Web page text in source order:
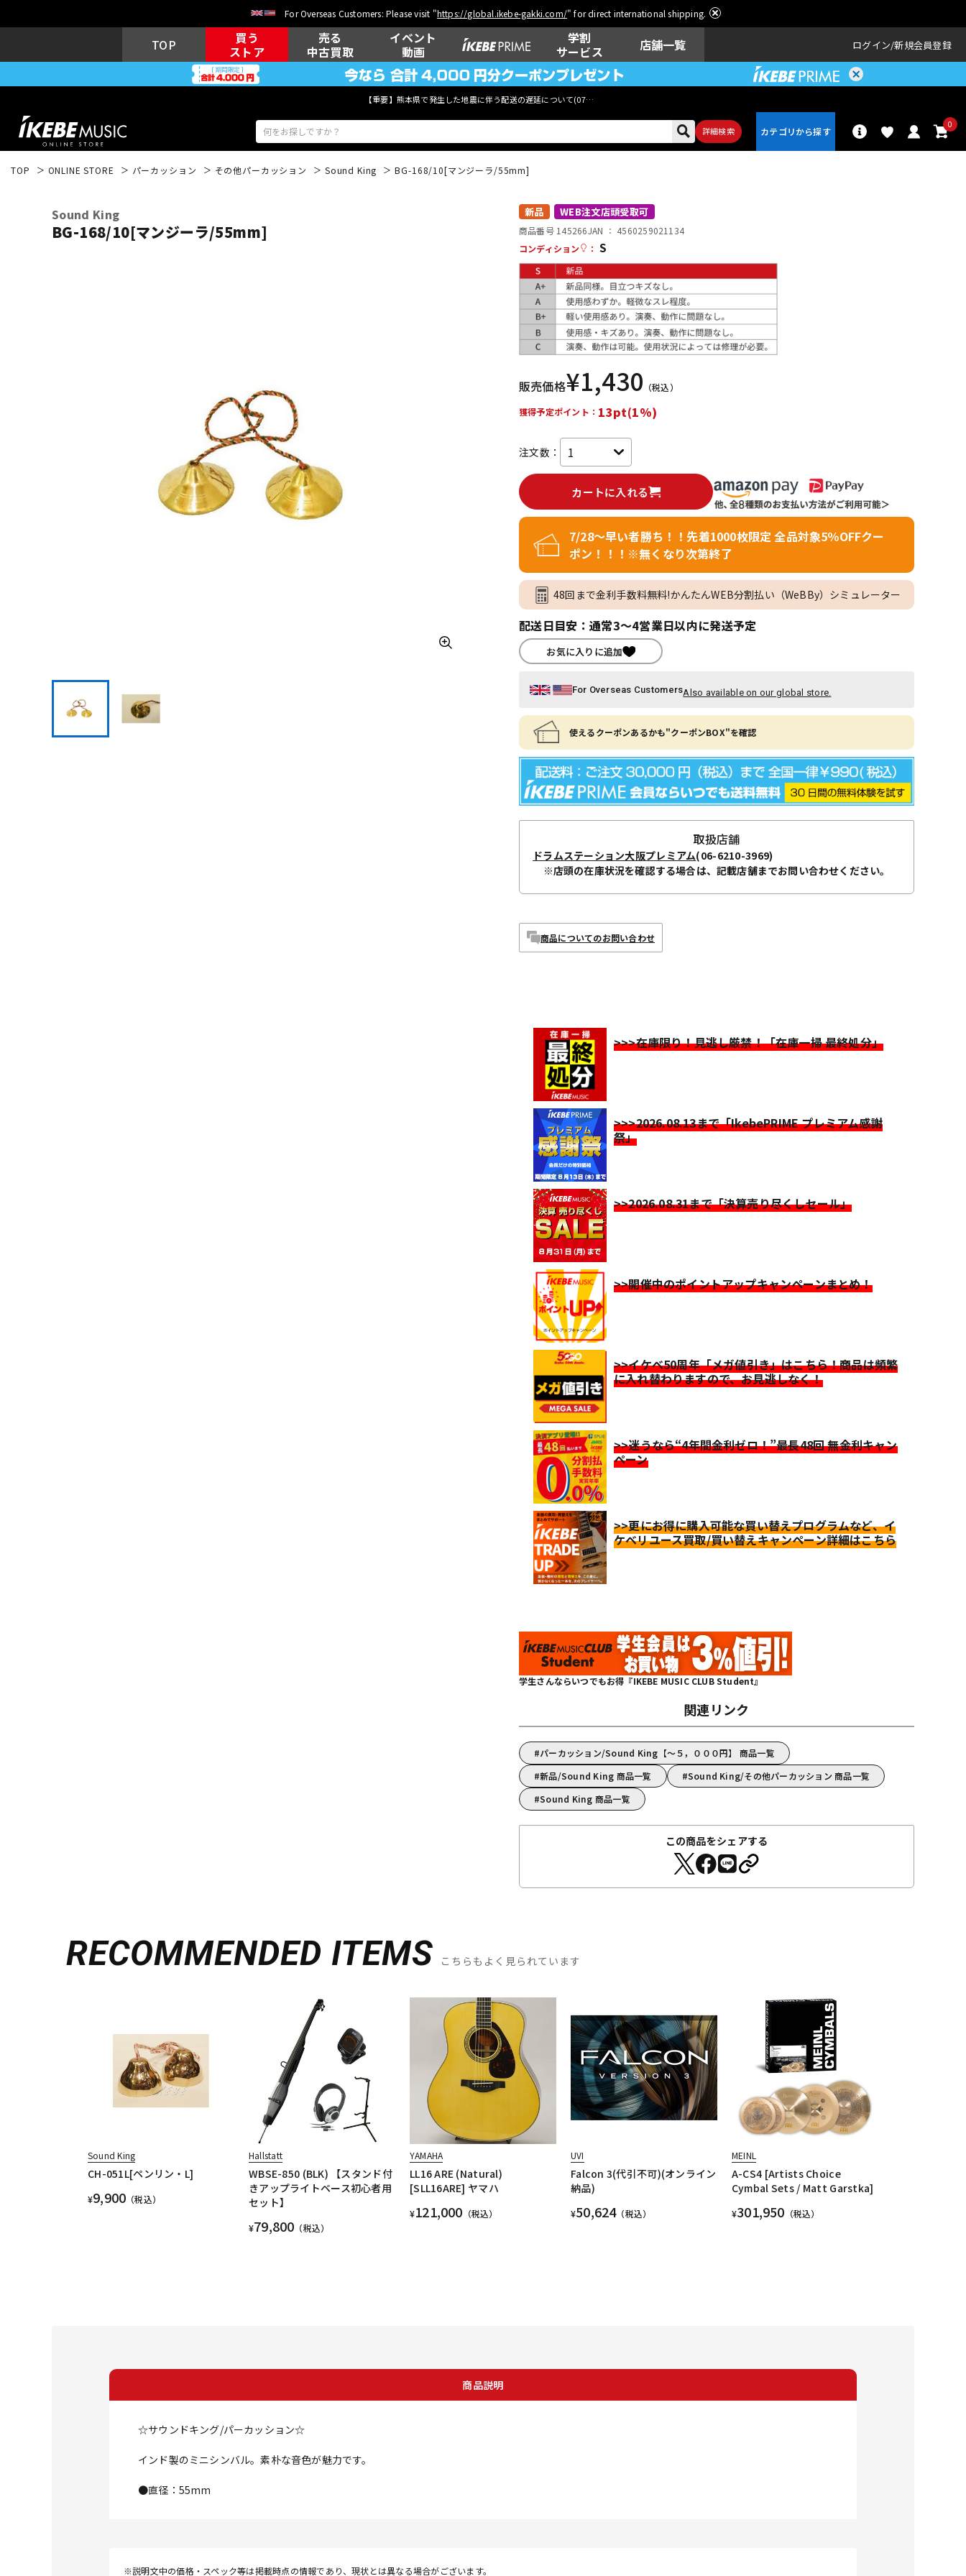
For Overseas Customers: Please visit "https://global.ikebe-gakki.com/" for direct international shipping.
TOP
買う
ストア
売る
中古買取
イベント
動画
学割
サービス
店舗一覧 ログイン 新規会員登録
【重要】熊本県で発生した地震に伴う配送の遅延について(07月29日
詳細検索
0
ウクレレ
その他楽器
レコーディン
グ機器
配信/ライブ
機器
ヴィンテージ
TOP ONLINE STORE パーカッション その他パーカッション Sound King BG-168/10[マンジーラ/55mm]
Sound King
BG-168/10[マンジーラ/55mm]
新品 WEB注文店頭受取可
商品番号 145266JAN ： 4560259021134
コンディション
： S
販売価格¥1,430 （税込）
獲得予定ポイント： 13pt(1%)
注文数：
カートに入れる
7/28～早い者勝ち！！先着1000枚限定 全品対象5％OFFクー
ポン！！！※無くなり次第終了
48回まで金利手数料無料!かんたんWEB分割払い（WeBBy）シミュレーター
配送日目安：通常3～4営業日以内に発送予定
お気に入りに追加
For Overseas CustomersAlso available on our global store.
使えるクーポンあるかも"クーポンBOX"を確認
取扱店舗
ドラムステーション大阪プレミアム(06-6210-3969)
※店頭の在庫状況を確認する場合は、記載店舗までお問い合わせください。
商品についてのお問い合わせ
>>>在庫限り！見逃し厳禁！「在庫一掃 最終処分」
>>>2026.08.13まで「IkebePRIME プレミアム感謝
祭」
>>2026.08.31まで「決算売り尽くしセール」
>>開催中のポイントアップキャンペーンまとめ！
>>イケベ50周年「メガ値引き」はこちら！商品は頻繁
に入れ替わりますので、お見逃しなく！
>>迷うなら“4年間金利ゼロ！”最長48回 無金利キャン
ペーン
>>更にお得に購入可能な買い替えプログラムなど、イ
ケベリユース買取/買い替えキャンペーン詳細はこちら
学生さんならいつでもお得『IKEBE MUSIC CLUB Student』
関連リンク
パーカッション/Sound King【～５，０００円】 商品一覧
新品/Sound King 商品一覧
Sound King/その他パーカッション 商品一覧
Sound King 商品一覧
この商品をシェアする
RECOMMENDED ITEMS こちらもよく見られています
Sound King
CH-051L[ペンリン・L]
¥9,900 （税込）
Hallstatt
WBSE-850 (BLK) 【スタンド付
きアップライトベース初心者用
セット】
¥79,800 （税込）
YAMAHA
LL16 ARE (Natural)
[SLL16ARE] ヤマハ
¥121,000 （税込）
UVI
Falcon 3(代引不可)(オンライン
納品)
¥50,624（税込）
MEINL
A-CS4 [Artists Choice
Cymbal Sets / Matt Garstka]
¥301,950 （税込）
商品説明
☆サウンドキング/パーカッション☆
インド製のミニシンバル。素朴な音色が魅力です。
●直径：55mm
※説明文中の価格・スペック等は掲載時点の情報であり、現状とは異なる場合がございます。